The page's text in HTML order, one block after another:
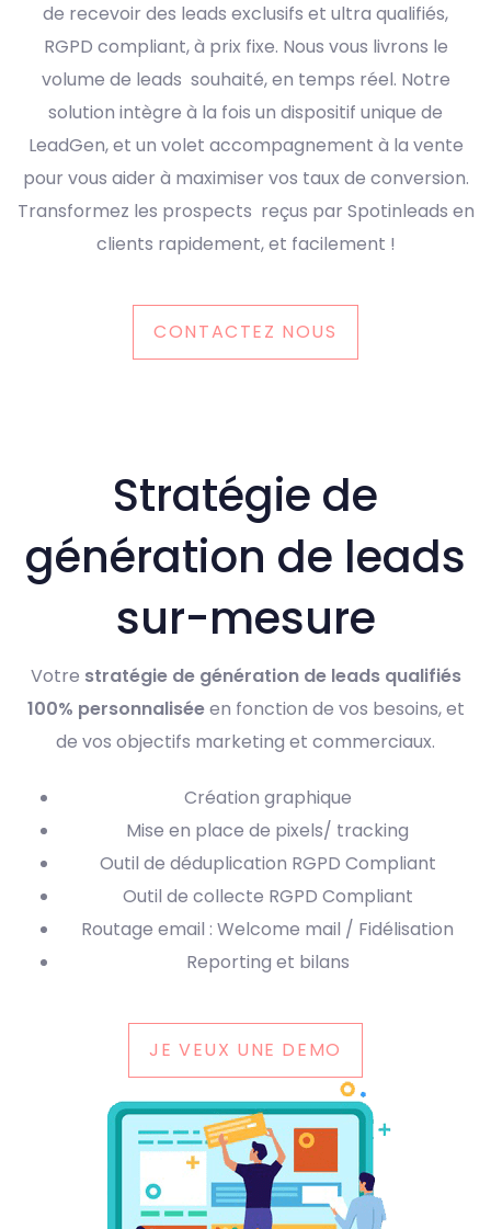
de recevoir des leads exclusifs et ultra qualifiés,
RGPD compliant, à prix fixe. Nous vous livrons le
volume de leads souhaité, en temps réel. Notre
solution intègre à la fois un dispositif unique de
LeadGen, et un volet accompagnement à la vente
pour vous aider à maximiser vos taux de conversion.
Transformez les prospects reçus par Spotinleads en
clients rapidement, et facilement !
CONTACTEZ NOUS
Stratégie de
génération de leads
sur-mesure
Votre stratégie de génération de leads qualifiés
100% personnaliséeen fonction de vos besoins, et
de vos objectifs marketing et commerciaux.
Création graphique
Mise en place de pixels/ tracking
Outil de déduplication RGPD Compliant
Outil de collecte RGPD Compliant
Routage email : Welcome mail / Fidélisation
Reporting et bilans
JE VEUX UNE DEMO